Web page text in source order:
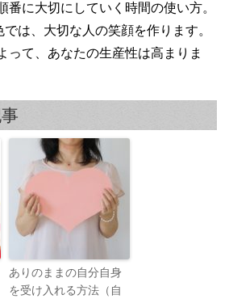
番に大切にしていく時間の使い方。
は、大切な人の笑顔を作ります。
って、あなたの生産性は高まりま
ありのままの自分自身
を受け入れる方法（自